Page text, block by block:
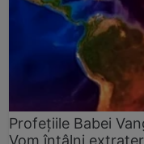
Profețiile Babei
Vom întâlni